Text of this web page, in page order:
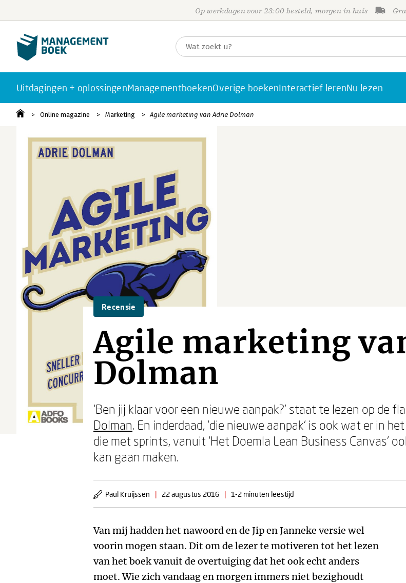
Op werkdagen voor 23:00 besteld, morgen in huis
Uitdagingen + oplossingenManagementboekenOverige boekenInteractief lerenNu lezen
Online magazine Marketing Agile marketing van Adrie Dolman
Recensie
Agile marketing
Dolman
‘Ben jij klaar voor een nieuwe aanpak?’ staat te lezen op de
Dolman. En inderdaad, ‘die nieuwe aanpak’ is ook wat er in
die met sprints, vanuit ‘Het Doemla Lean Business Canvas’
kan gaan maken.
Paul Kruijssen | 22 augustus 2016 | 1-2 minuten leestijd
Van mij hadden het nawoord en de Jip en Janneke versie wel
voorin mogen staan. Dit om de lezer te motiveren tot het lezen
van het boek vanuit de overtuiging dat het ook echt anders
moet. Wie zich vandaag en morgen immers niet bezighoudt